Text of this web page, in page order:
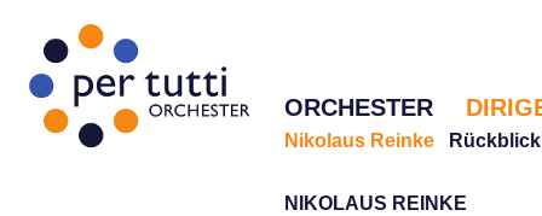
ORCHESTER
Nikolaus Reinke Rückblick
NIKOLAUS REINKE